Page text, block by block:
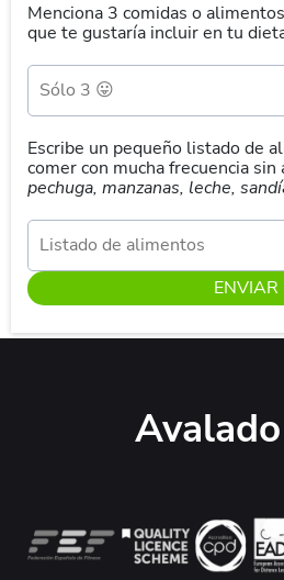
Menciona 3 comidas o
que te gustaría incluir en tu
Escribe un pequeño listado de
comer con mucha frecuencia sin
pechuga, manzanas, leche,
ENVIAR